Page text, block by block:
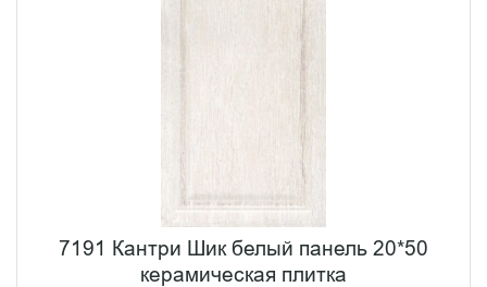
7191 Кантри Шик белый панель 20*50
керамическая плитка